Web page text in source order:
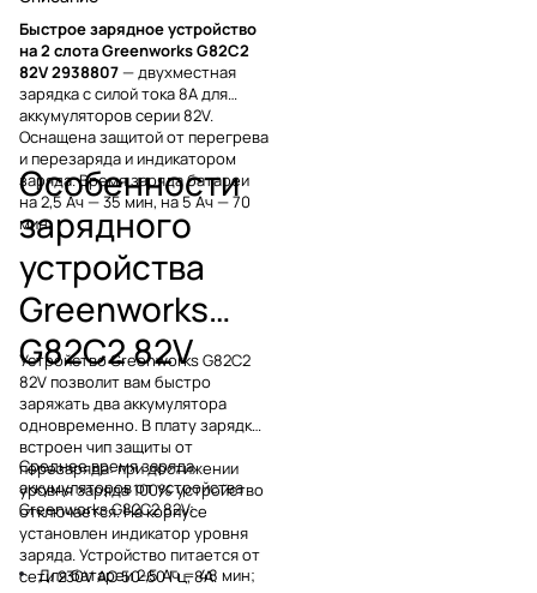
Быстрое зарядное устройство
на 2 слота Greenworks G82C2
82V 2938807— двухместная
зарядка с силой тока 8А для
аккумуляторов серии 82V.
Оснащена защитой от перегрева
и перезаряда и индикатором
заряда. Время заряда батареи
на 2,5 Ач — 35 мин, на 5 Ач — 70
мин.
Особенности
зарядного
устройства
Greenworks
G82C2 82V
Устройство Greenworks G82C2
82V позволит вам быстро
заряжать два аккумулятора
одновременно. В плату зарядки
встроен чип защиты от
перезаряда: при достижении
уровня заряда 100% устройство
отключается. На корпусе
установлен индикатор уровня
заряда. Устройство питается от
сети 230V AC 50-60 Гц, 8А.
Среднее время заряда
аккумуляторов от устройства
Greenworks G82C2 82V:
Для батареи 2,5 Ач = 48 мин;